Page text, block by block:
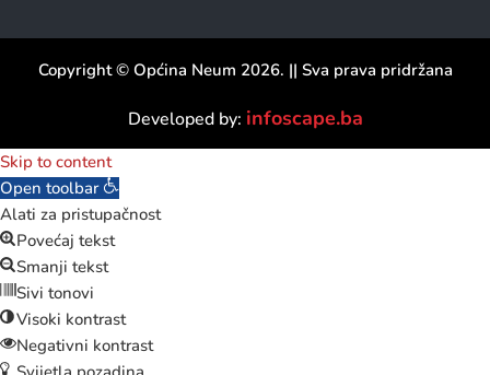
Copyright © Općina Neum 2026. || Sva prava pridržana
Developed by: infoscape.ba
Skip to content
Open toolbar
Alati za pristupačnost
Povećaj tekst
Smanji tekst
Sivi tonovi
Visoki kontrast
Negativni kontrast